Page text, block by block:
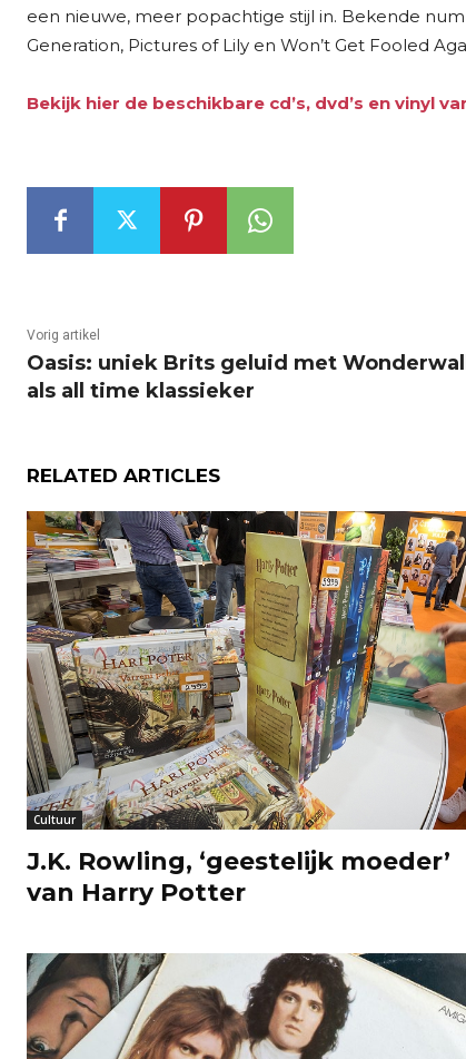
een nieuwe, meer popachtige stijl in. Bekende
Generation, Pictures of Lily en Won’t Get Fooled
Bekijk hier de beschikbare cd’s, dvd’s en vinyl
Vorig artikel
Oasis: uniek Brits geluid met Wonderwall
als all time klassieker
RELATED ARTICLES
Cultuur
J.K. Rowling, ‘geestelijk moeder’
van Harry Potter